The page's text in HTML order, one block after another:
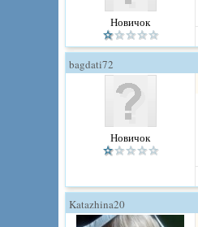
Новичок
bagdati72
Новичок
Katazhina20